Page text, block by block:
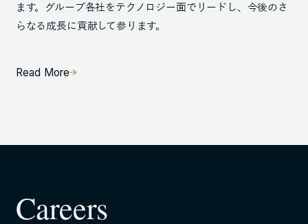
ます。グループ各社をテクノロジー面でリードし、今後のさ
らなる成長に貢献して参ります。
Read More
Careers